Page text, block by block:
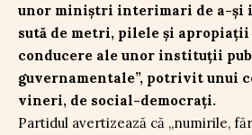
unor miniștri interimari de a-și
sută de metri, pilele și
conducere ale unor instituții
guvernamentale”, potrivit unui
vineri, de social-democrați.
Partidul avertizează că „numirile,